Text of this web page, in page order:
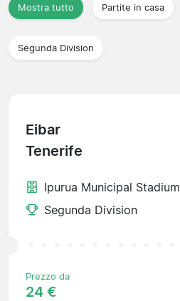
Mostra tutto Partite in casa
Segunda Division
Eibar
Tenerife
Ipurua Municipal Stadium
Segunda Division
Prezzo da
24 €